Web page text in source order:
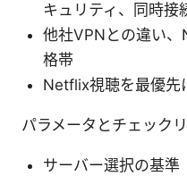
キュリティ、同時接
他社VPNとの違い
格帯
Netflix視聴を最優先
パラメータとチェック
サーバー選択の基準